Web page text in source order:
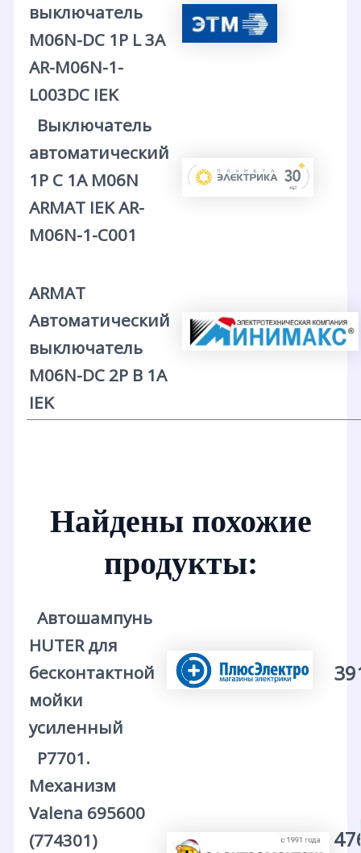
выключатель
M06N-DC 1P L 3А
AR-M06N-1-
L003DC IEK
Выключатель
автоматический
1P C 1А M06N
ARMAT IEK AR-
M06N-1-C001
ARMAT
Автоматический
выключатель
M06N-DC 2P B 1А
IEK
Найдены похожие
продукты:
Автошампунь
HUTER для
бесконтактной
мойки
усиленный
Р7701.
Механизм
Valena 695600
(774301)